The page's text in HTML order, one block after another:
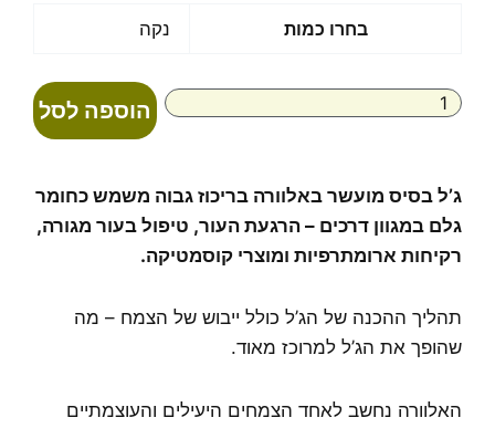
עד בחרו כמות נקה
בסיס
מועשר
הוספה לסל
ג’ל בסיס מועשר באלוורה בריכוז גבוה משמש כחומר
גלם במגוון דרכים – הרגעת העור, טיפול בעור מגורה,
רקיחות ארומתרפיות ומוצרי קוסמטיקה.
תהליך ההכנה של הג’ל כולל ייבוש של הצמח – מה
שהופך את הג’ל למרוכז מאוד.
האלוורה נחשב לאחד הצמחים היעילים והעוצמתיים